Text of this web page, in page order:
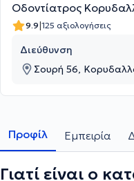
Οδοντίατρος
9.9|125 αξιολογήσεις
Διεύθυνση
Σουρή 56,
Προφίλ Εμπειρία
Γιατί είναι ο